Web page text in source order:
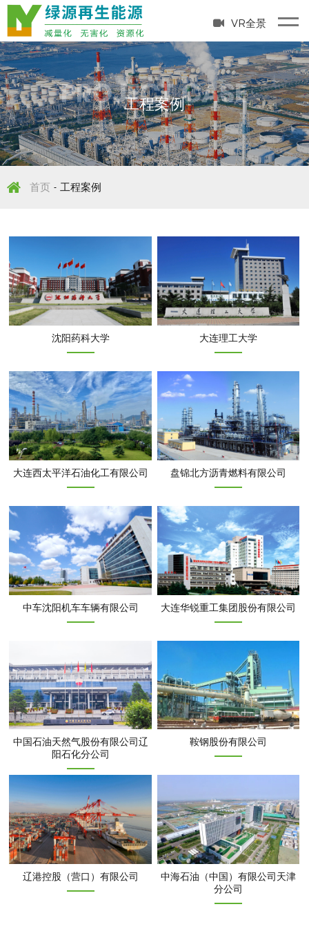
VR全景
PROJECT CASE
工程案例
首页 - 工程案例
沈阳药科大学 大连理工大学
大连西太平洋石油化工有限公司 盘锦北方沥青燃料有限公司
中车沈阳机车车辆有限公司 大连华锐重工集团股份有限公司
中国石油天然气股份有限公司辽
阳石化分公司
鞍钢股份有限公司
辽港控股（营口）有限公司
中海石油（中国）有限公司天津
分公司